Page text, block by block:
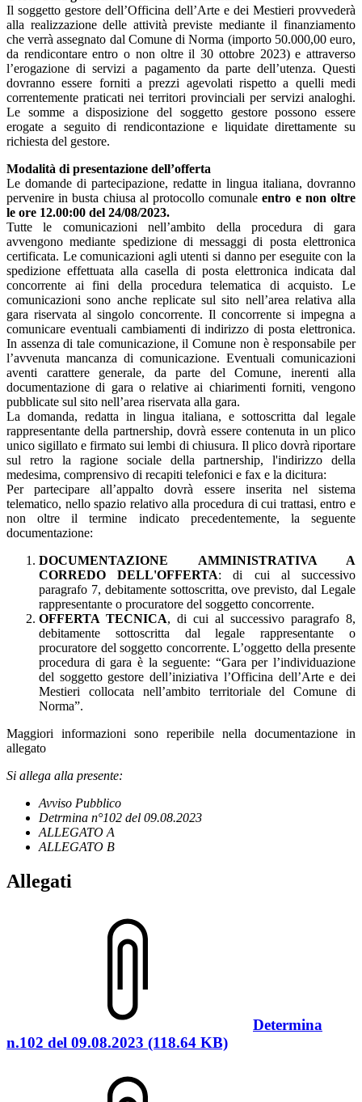
Il soggetto gestore dell’Officina dell’Arte e dei Mestieri provvederà
alla realizzazione delle attività previste mediante il finanziamento
che verrà assegnato dal Comune di Norma (importo 50.000,00 euro,
da rendicontare entro o non oltre il 30 ottobre 2023) e attraverso
l’erogazione di servizi a pagamento da parte dell’utenza. Questi
dovranno essere forniti a prezzi agevolati rispetto a quelli medi
correntemente praticati nei territori provinciali per servizi analoghi.
Le somme a disposizione del soggetto gestore possono essere
erogate a seguito di rendicontazione e liquidate direttamente su
richiesta del gestore.
Modalità di presentazione dell’offerta
Le domande di partecipazione, redatte in lingua italiana, dovranno
pervenire in busta chiusa al protocollo comunaleentro e non oltre
le ore 12.00:00 del 24/08/2023.
Tutte le comunicazioni nell’ambito della procedura di gara
avvengono mediante spedizione di messaggi di posta elettronica
certificata. Le comunicazioni agli utenti si danno per eseguite con la
spedizione effettuata alla casella di posta elettronica indicata dal
concorrente ai fini della procedura telematica di acquisto. Le
comunicazioni sono anche replicate sul sito nell’area relativa alla
gara riservata al singolo concorrente. Il concorrente si impegna a
comunicare eventuali cambiamenti di indirizzo di posta elettronica.
In assenza di tale comunicazione, il Comune non è responsabile per
l’avvenuta mancanza di comunicazione. Eventuali comunicazioni
aventi carattere generale, da parte del Comune, inerenti alla
documentazione di gara o relative ai chiarimenti forniti, vengono
pubblicate sul sito nell’area riservata alla gara.
La domanda, redatta in lingua italiana, e sottoscritta dal legale
rappresentante della partnership, dovrà essere contenuta in un plico
unico sigillato e firmato sui lembi di chiusura. Il plico dovrà riportare
sul retro la ragione sociale della partnership, l'indirizzo della
medesima, comprensivo di recapiti telefonici e fax e la dicitura:
Per partecipare all’appalto dovrà essere inserita nel sistema
telematico, nello spazio relativo alla procedura di cui trattasi, entro e
non oltre il termine indicato precedentemente, la seguente
documentazione:
DOCUMENTAZIONE AMMINISTRATIVA A
CORREDO DELL'OFFERTA: di cui al successivo
paragrafo 7, debitamente sottoscritta, ove previsto, dal Legale
rappresentante o procuratore del soggetto concorrente.
OFFERTA TECNICA, di cui al successivo paragrafo 8,
debitamente sottoscritta dal legale rappresentante o
procuratore del soggetto concorrente. L’oggetto della presente
procedura di gara è la seguente: “Gara per l’individuazione
del soggetto gestore dell’iniziativa l’Officina dell’Arte e dei
Mestieri collocata nell’ambito territoriale del Comune di
Norma”.
Maggiori informazioni sono reperibile nella documentazione in
allegato
Si allega alla presente:
Avviso Pubblico
Detrmina n°102 del 09.08.2023
ALLEGATO A
ALLEGATO B
Allegati
Determina
n.102 del 09.08.2023 (118.64 KB)